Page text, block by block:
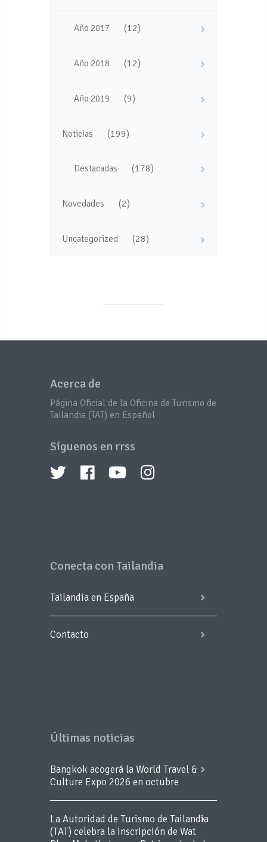
Año 2017 (12)
Año 2018 (12)
Año 2019 (9)
Noticias (199)
Destacadas (178)
Novedades (2)
Uncategorized (28)
Acerca de
Página Oficial de la Oficina de Turismo de
Tailandia (TAT) en Español
Síguenos en rrss
Conecta con Tailandia
Tailandia en España
Contacto
Últimas noticias
Bangkok acogerá la World Travel &
Culture Expo 2026 en octubre
La Autoridad de Turismo de Tailandia
(TAT) celebra la inscripción de Wat